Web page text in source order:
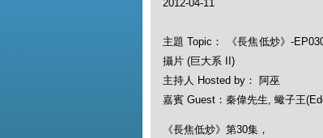
2012-04-11
主題 Topic： 《長焦低炒》-
攝片 (巨大系 II)
主持人 Hosted by： 阿巫
嘉賓 Guest：秦偉先生, 蠍子王
《長焦低炒》第30集，